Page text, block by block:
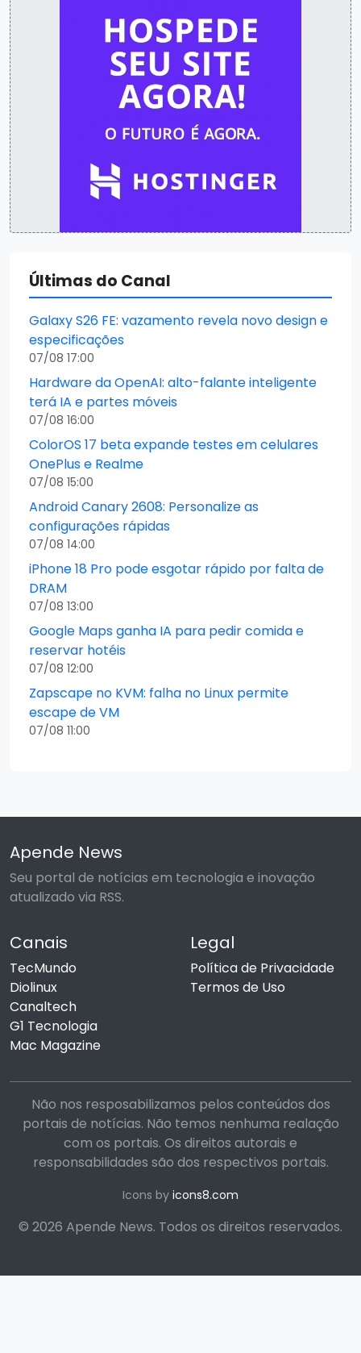
Últimas do Canal
Galaxy S26 FE: vazamento revela novo design e
especificações
07/08 17:00
Hardware da OpenAI: alto-falante inteligente
terá IA e partes móveis
07/08 16:00
ColorOS 17 beta expande testes em celulares
OnePlus e Realme
07/08 15:00
Android Canary 2608: Personalize as
configurações rápidas
07/08 14:00
iPhone 18 Pro pode esgotar rápido por falta de
DRAM
07/08 13:00
Google Maps ganha IA para pedir comida e
reservar hotéis
07/08 12:00
Zapscape no KVM: falha no Linux permite
escape de VM
07/08 11:00
Apende News
Seu portal de notícias em tecnologia e inovação
atualizado via RSS.
Canais
TecMundo
Diolinux
Canaltech
G1 Tecnologia
Mac Magazine
Legal
Política de Privacidade
Termos de Uso
Não nos resposabilizamos pelos conteúdos dos
portais de notícias. Não temos nenhuma realação
com os portais. Os direitos autorais e
responsabilidades são dos respectivos portais.
Icons by icons8.com
© 2026 Apende News. Todos os direitos reservados.